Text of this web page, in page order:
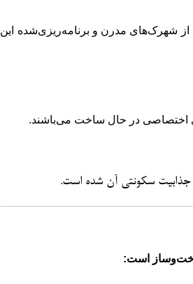
تهران و در منطقه ۲۲ واقع شده و یکی از شهرک‌های مدرن و برنامه‌ریزی‌شده این
سکونتی آن شده است.
است: